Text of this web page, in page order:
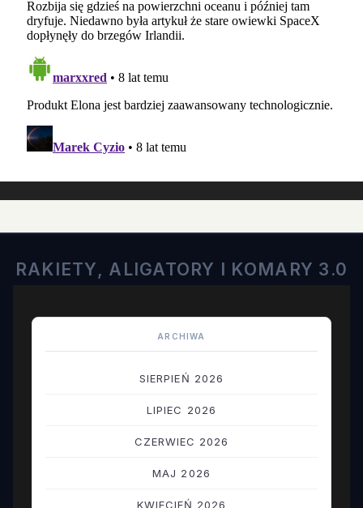
RAKIETY, ALIGATORY I KOMARY 3.0
ARCHIWA
SIERPIEŃ 2026
LIPIEC 2026
CZERWIEC 2026
MAJ 2026
KWIECIEŃ 2026